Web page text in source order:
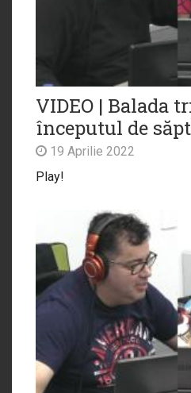
VIDEO | Balada
începutul de
19 Aprilie 2022
Play!